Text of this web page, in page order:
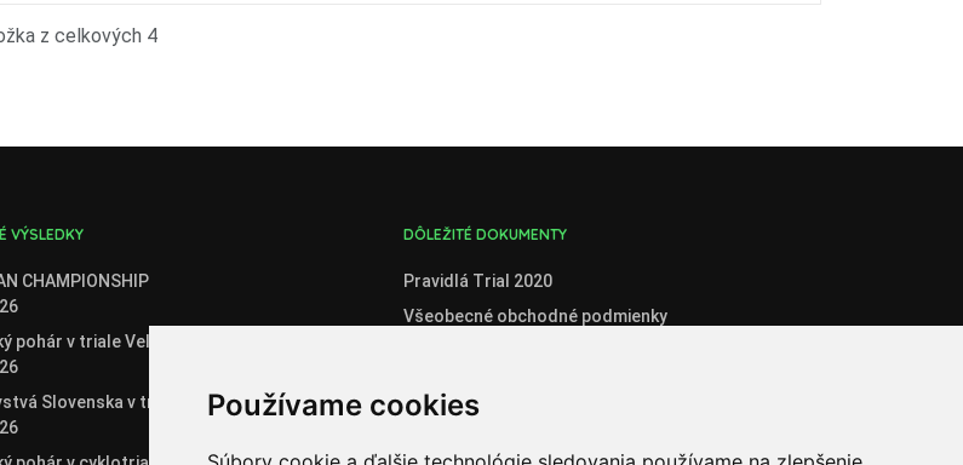
Používame cookies
z celkových 4
VÝSLEDKY
CHAMPIONSHIP
pohár v triale Veľké Zálužie
Slovenska v triale
DÔLEŽITÉ DOKUMENTY
Pravidlá Trial 2020
Všeobecné obchodné podmienky
Čestné prehlásenie administrátora klubového konta
Čestné prehlásenie organizátora súťaží